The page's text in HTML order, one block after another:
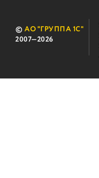
© АО "ГРУППА 1С"
2007—2026